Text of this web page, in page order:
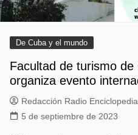
De Cuba y el mundo
Facultad de turismo de
organiza evento
Redacción Radio Enciclopedia
5 de septiembre de 2023